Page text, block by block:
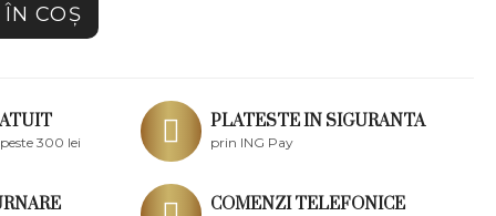
COŞ
300 lei
PLATESTE IN SIGURANTA
prin ING Pay
COMENZI TELEFONICE